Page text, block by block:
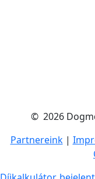
© 2026
Partnereink|